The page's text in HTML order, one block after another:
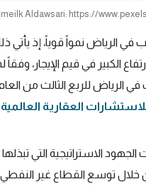
Aldawsari: https://
الرياض نمواً قوياً، إذ يأتي
الكبير في قيم الإيجار،
العقارية
الاستراتيجية التي تبذلها
خلال توسع القطاع غير